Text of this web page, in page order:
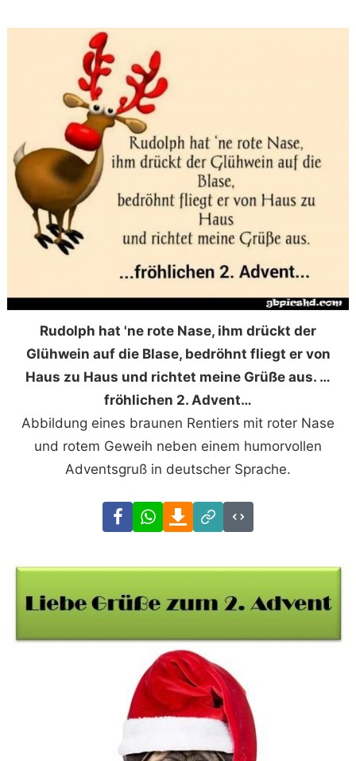
Rudolph hat 'ne rote Nase, ihm drückt der
Glühwein auf die Blase, bedröhnt fliegt er von
Haus zu Haus und richtet meine Grüße aus. …
fröhlichen 2. Advent…
Abbildung eines braunen Rentiers mit roter Nase
und rotem Geweih neben einem humorvollen
Adventsgruß in deutscher Sprache.
FacebookWhatsAppDownload
Link
Code